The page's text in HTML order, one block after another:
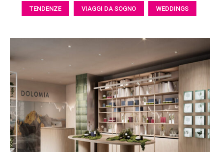
TENDENZE VIAGGI DA SOGNO WEDDINGS